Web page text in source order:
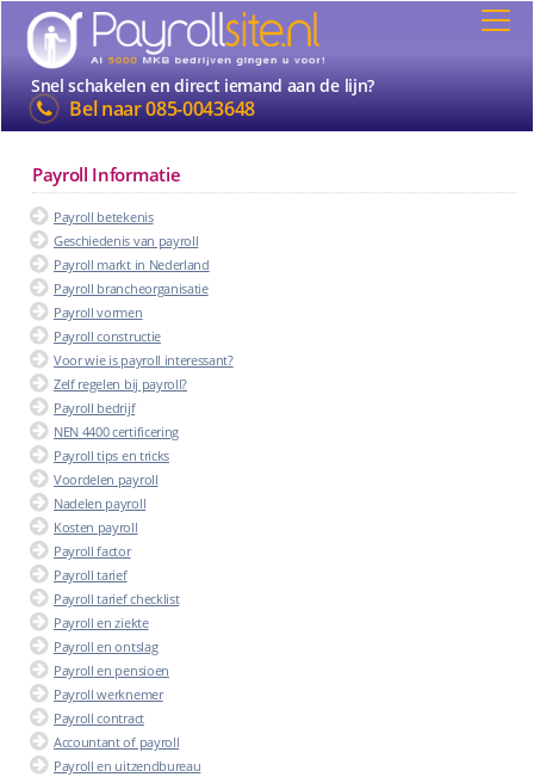
Snel schakelen en direct iemand aan de lijn?
Bel naar085-0043648
Payroll Informatie
Payroll betekenis
Geschiedenis van payroll
Payroll markt in Nederland
Payroll brancheorganisatie
Payroll vormen
Payroll constructie
Voor wie is payroll interessant?
Zelf regelen bij payroll?
Payroll bedrijf
NEN 4400 certificering
Payroll tips en tricks
Voordelen payroll
Nadelen payroll
Kosten payroll
Payroll factor
Payroll tarief
Payroll tarief checklist
Payroll en ziekte
Payroll en ontslag
Payroll en pensioen
Payroll werknemer
Payroll contract
Accountant of payroll
Payroll en uitzendbureau